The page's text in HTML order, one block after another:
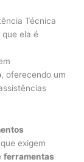
Técnica
ela é
, oferecendo um
exigem
ferramentas